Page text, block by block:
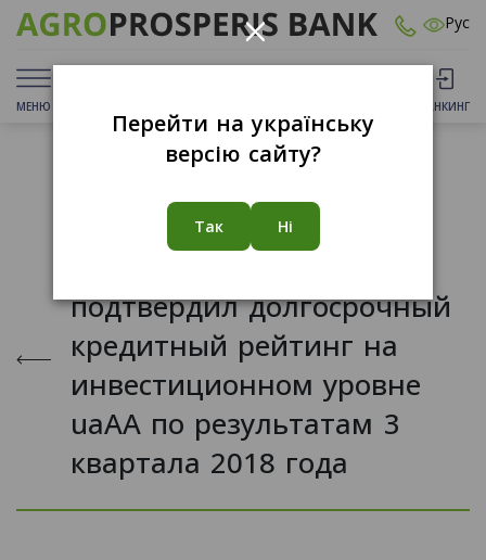
Рус
МЕНЮ БАНКИНГ
подтвердил долгосрочный
кредитный рейтинг на
инвестиционном уровне
uaAA по результатам 3
квартала 2018 года
×
Перейти на українську
версію сайту?
Так Ні